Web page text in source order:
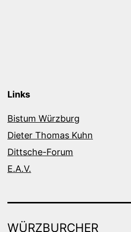
Links
Bistum Würzburg
Dieter Thomas Kuhn
Dittsche-Forum
E.A.V.
WÜRZBURCHER